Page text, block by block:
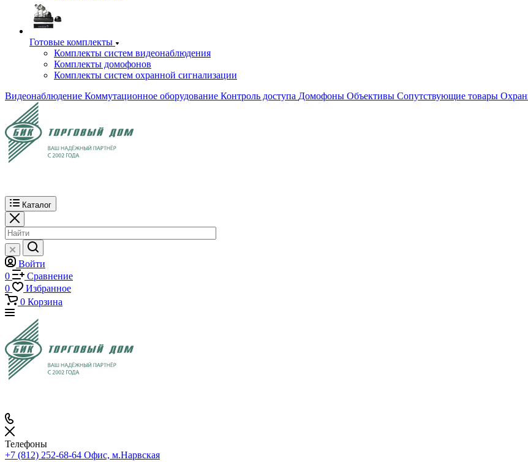
Готовые комплекты
Комплекты систем видеонаблюдения
Комплекты домофонов
Комплекты систем охранной сигнализации
Видеонаблюдение Коммутационное оборудование Контроль доступа Домофоны Объективы Сопутствующие товары
Каталог
Войти
0
Сравнение
0
Избранное
0 Корзина
Телефоны
+7 (812) 252-68-64 Офис, м.Нарвская